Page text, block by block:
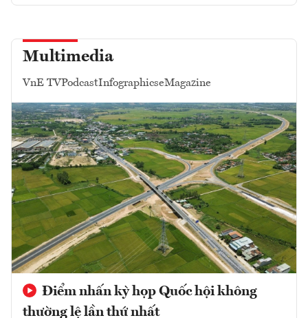
Multimedia
VnE TVPodcastInfographicseMagazine
Điểm nhấn kỳ họp Quốc hội không
thường lệ lần thứ nhất